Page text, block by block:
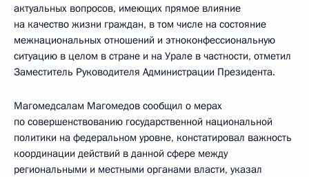
актуальных вопросов, имеющих прямое влияние
на качество жизни граждан, в том числе на состояние
межнациональных отношений и этноконфессиональную
ситуацию в целом в стране и на Урале в частности, отметил
Заместитель Руководителя Администрации Президента.
Магомедсалам Магомедов сообщил о мерах
по совершенствованию государственной национальной
политики на федеральном уровне, констатировал важность
координации действий в данной сфере между
региональными и местными органами власти, указал